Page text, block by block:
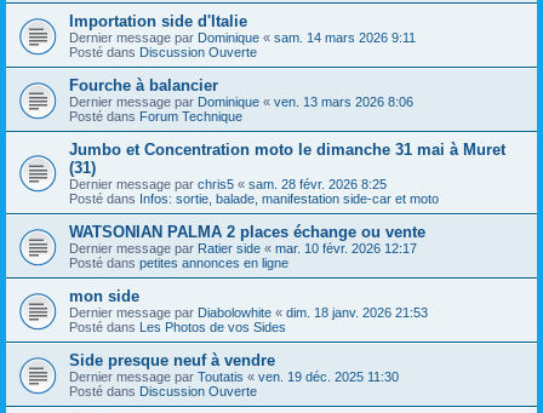
Importation side d'Italie
Dernier message par Dominique « sam. 14 mars 2026 9:11
Posté dans Discussion Ouverte
Fourche à balancier
Dernier message par Dominique « ven. 13 mars 2026 8:06
Posté dans Forum Technique
Jumbo et Concentration moto le dimanche 31 mai à Muret
(31)
Dernier message par chris5 « sam. 28 févr. 2026 8:25
Posté dans Infos: sortie, balade, manifestation side-car et moto
WATSONIAN PALMA 2 places échange ou vente
Dernier message par Ratier side « mar. 10 févr. 2026 12:17
Posté dans petites annonces en ligne
mon side
Dernier message par Diabolowhite « dim. 18 janv. 2026 21:53
Posté dans Les Photos de vos Sides
Side presque neuf à vendre
Dernier message par Toutatis « ven. 19 déc. 2025 11:30
Posté dans Discussion Ouverte